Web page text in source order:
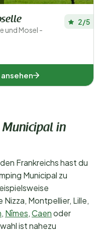
und Mosel -
2/5
Municipal in
Frankreichs hast du
Municipal zu
Montpellier, Lille,
, Nîmes,Caenoder
ist nahezu